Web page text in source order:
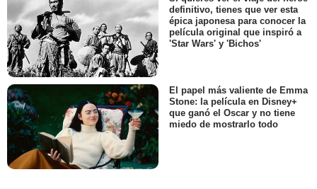
definitivo, tienes que ver esta
épica japonesa para conocer la
película original que inspiró a
'Star Wars' y 'Bichos'
El papel más valiente de Emma
Stone: la película en Disney+
que ganó el Oscar y no tiene
miedo de mostrarlo todo